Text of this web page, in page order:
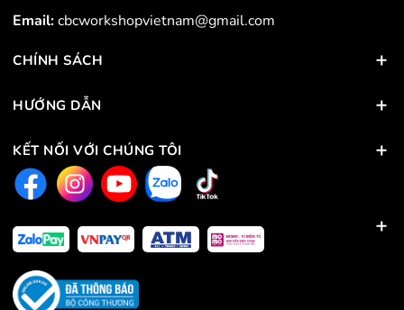
Email:cbcworkshopvietnam@gmail.com
CHÍNH SÁCH
HƯỚNG DẪN
KẾT NỐI VỚI CHÚNG TÔI